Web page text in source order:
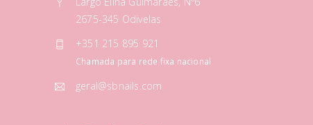
2675-345 Odivelas
+351 215 895 921
Chamada para rede fixa nacional
geral@sbnails.com